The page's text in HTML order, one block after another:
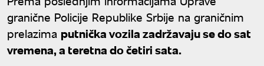
granične Policije Republike Srbije na graničnim
prelazima putnička vozila zadržavaju se do sat
vremena, a teretna do četiri sata.